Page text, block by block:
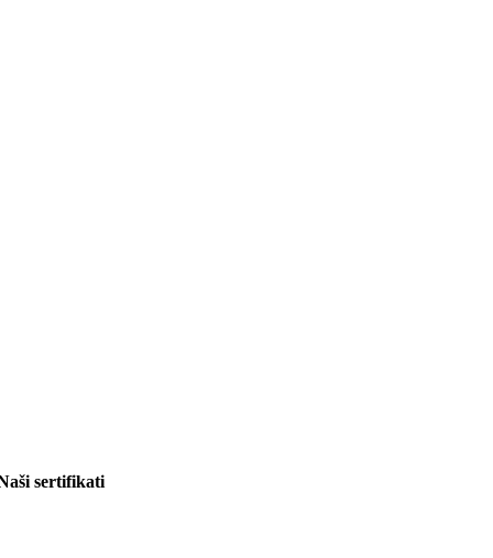
sertifikati